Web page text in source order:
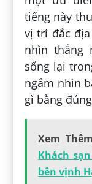
tiếng này
vị trí đắc
nhìn thẳng
sống lại
ngắm nhìn
gì bằng
Xem Thêm
Khách
bên vịnh